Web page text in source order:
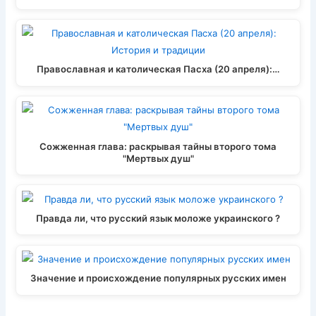
Православная и католическая Пасха (20 апреля):…
Сожженная глава: раскрывая тайны второго тома
"Мертвых душ"
Правда ли, что русский язык моложе украинского ?
Значение и происхождение популярных русских имен